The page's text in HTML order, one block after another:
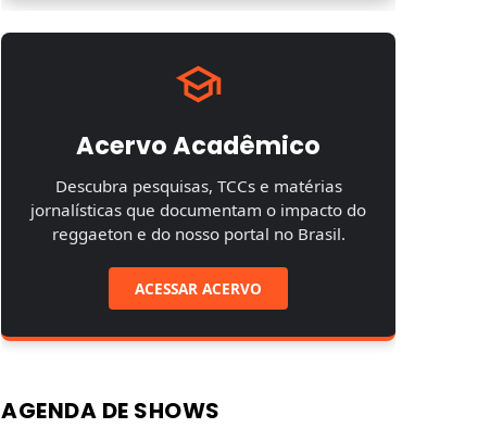
Acervo Acadêmico
Descubra pesquisas, TCCs e matérias
jornalísticas que documentam o impacto do
reggaeton e do nosso portal no Brasil.
ACESSAR ACERVO
AGENDA DE SHOWS